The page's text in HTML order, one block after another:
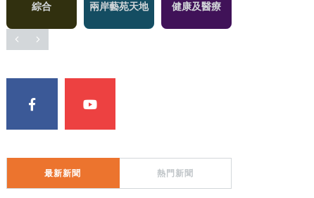
綜合 兩岸藝苑天地 健康及醫療
最新新聞 熱門新聞